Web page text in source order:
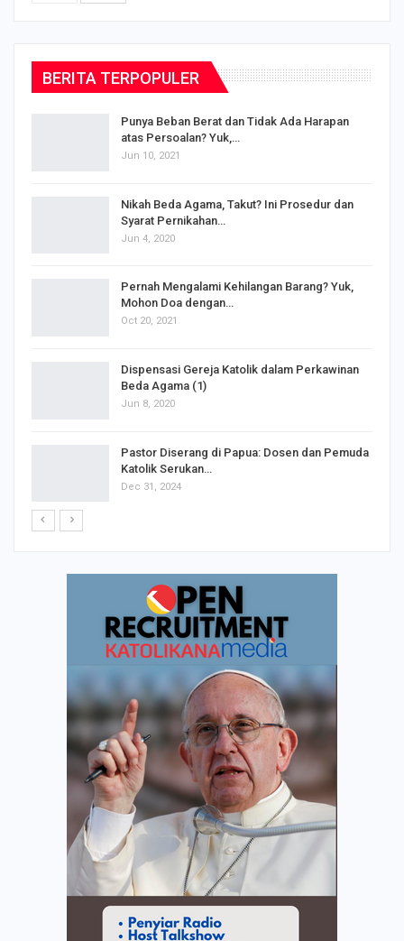
BERITA TERPOPULER
Punya Beban Berat dan Tidak Ada Harapan
atas Persoalan? Yuk,…
Jun 10, 2021
Nikah Beda Agama, Takut? Ini Prosedur dan
Syarat Pernikahan…
Jun 4, 2020
Pernah Mengalami Kehilangan Barang? Yuk,
Mohon Doa dengan…
Oct 20, 2021
Dispensasi Gereja Katolik dalam Perkawinan
Beda Agama (1)
Jun 8, 2020
Pastor Diserang di Papua: Dosen dan Pemuda
Katolik Serukan…
Dec 31, 2024